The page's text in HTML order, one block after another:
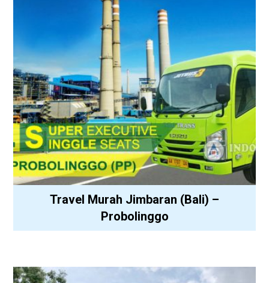
Travel Murah Jimbaran (Bali) –
Probolinggo